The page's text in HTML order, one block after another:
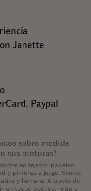
Janette
Paypal
sobre medida
sus pinturas!
no tejidos, papeles
y pinturas a juego. Somos
y humana! A través de
un toque poético, retro o